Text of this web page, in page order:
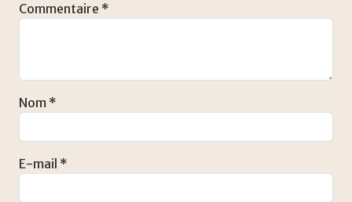
Commentaire *
Nom *
E-mail *